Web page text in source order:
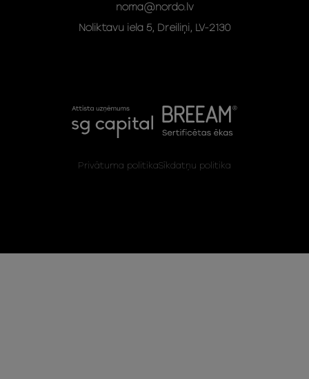
noma@nordo.lv
Noliktavu iela 5, Dreiliņi, LV-2130
Privātuma politikaSīkdatņu politika